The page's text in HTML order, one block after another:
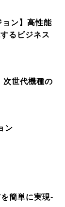
ョン】高性能
るビジネス
次世代機種の
ン
簡単に実現-